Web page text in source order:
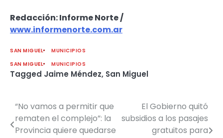
Redacción: Informe Norte /
www.informenorte.com.ar
SAN MIGUEL
MUNICIPIOS
SAN MIGUEL
MUNICIPIOS
Tagged Jaime Méndez, San Miguel
Navegación
de
“No vamos a permitir que
rematen el complejo”: la
Provincia quiere quedarse
El Gobierno quitó
subsidios a los pasajes
gratuitos para